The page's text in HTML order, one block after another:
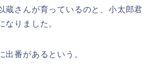
蔵さんが育っているのと、小太郎君
なりました。
出番があるという。